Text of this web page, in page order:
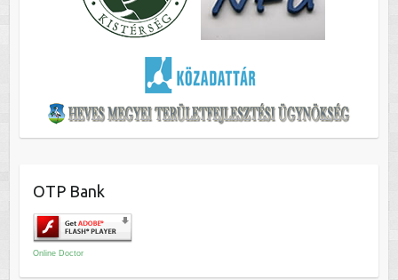
OTP Bank
Online Doctor